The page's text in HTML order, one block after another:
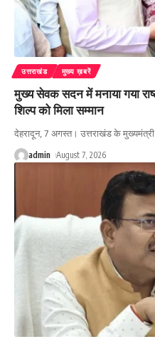
उत्तराखंड मुख्य ख़बरें
मुख्य सेवक सदन में मनाया गया
शिल्प को मिला सम्मान
देहरादून, 7 अगस्त। उत्तराखंड के
admin August 7, 2026